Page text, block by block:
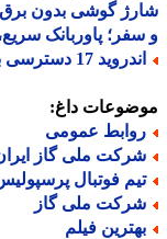
پاوربانک سریع،
دسترسی به تنظیمات سریع را محدود می کند
داغ:
عمومی
ملی گاز ایران
فوتبال پرسپولیس
ملی گاز
فیلم